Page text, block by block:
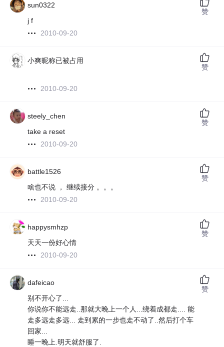
sun0322
j f
2010-09-20
赞
小爽昵称已被占用
2010-09-20
赞
steely_chen
take a reset
2010-09-20
赞
battle1526
啥也不说 ， 继续接分 。。。
2010-09-20
赞
happysmhzp
天天一份好心情
2010-09-20
赞
dafeicao
别不开心了...
你说你不能远走..那就大晚上一个人...绕着成都走.... 能
走多远走多远... 走到累的一步也走不动了..然后打个车
回家...
睡一晚上.明天就舒服了.
赞